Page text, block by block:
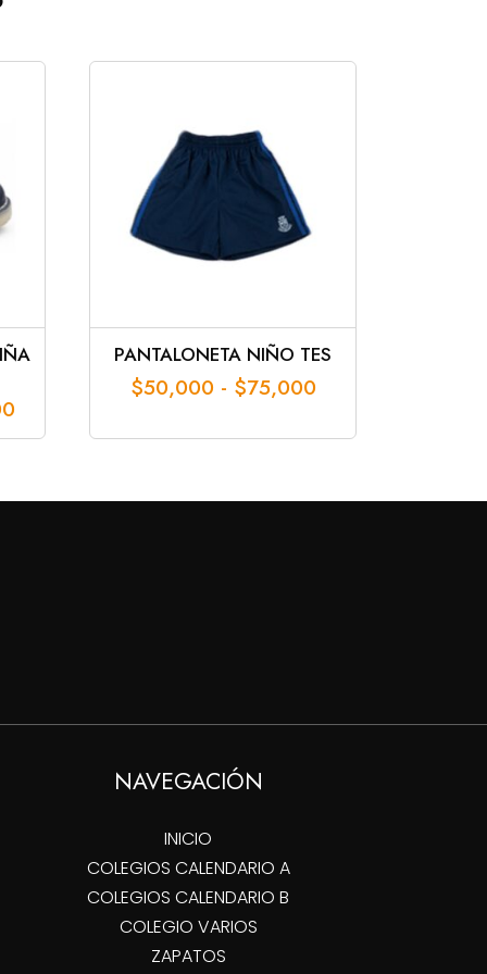
Rango
de
$120,000
PANTALONETA NIÑO TES
$50,000 - $75,000Rango
precios:
hasta
NAVEGACIÓN
INICIO
COLEGIOS CALENDARIO A
COLEGIOS CALENDARIO B
COLEGIO VARIOS
ZAPATOS